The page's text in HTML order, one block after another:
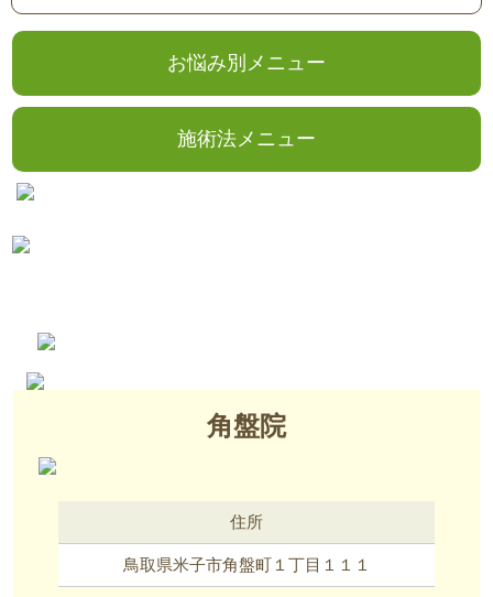
お悩み別メニュー
施術法メニュー
角盤院
住所
鳥取県米子市角盤町１丁目１１１